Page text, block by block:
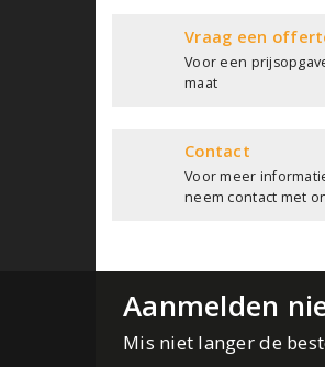
Vraag een
Voor een
maat
Contact
Voor meer
neem contact met
Aanmelden
Mis niet langer de